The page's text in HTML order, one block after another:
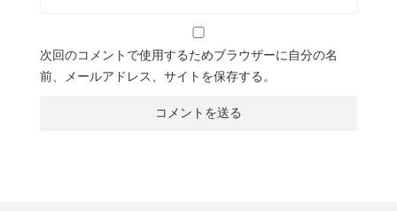
次回のコメントで使用するためブラウザーに自分の名
前、メールアドレス、サイトを保存する。